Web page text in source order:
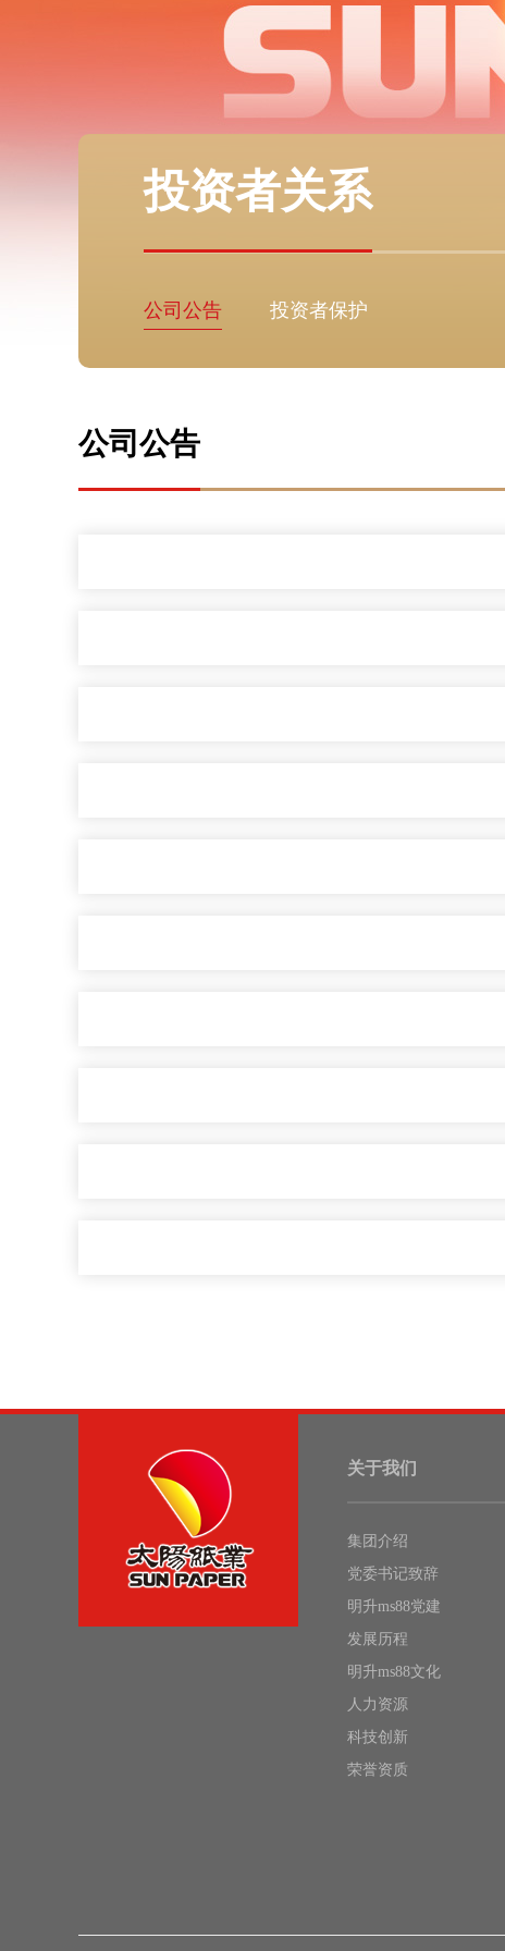
投资者关系
公司公告 投资者保护
公司公告
关于我们
集团介绍
党委书记致辞
明升ms88党建
发展历程
明升ms88文化
人力资源
科技创新
荣誉资质